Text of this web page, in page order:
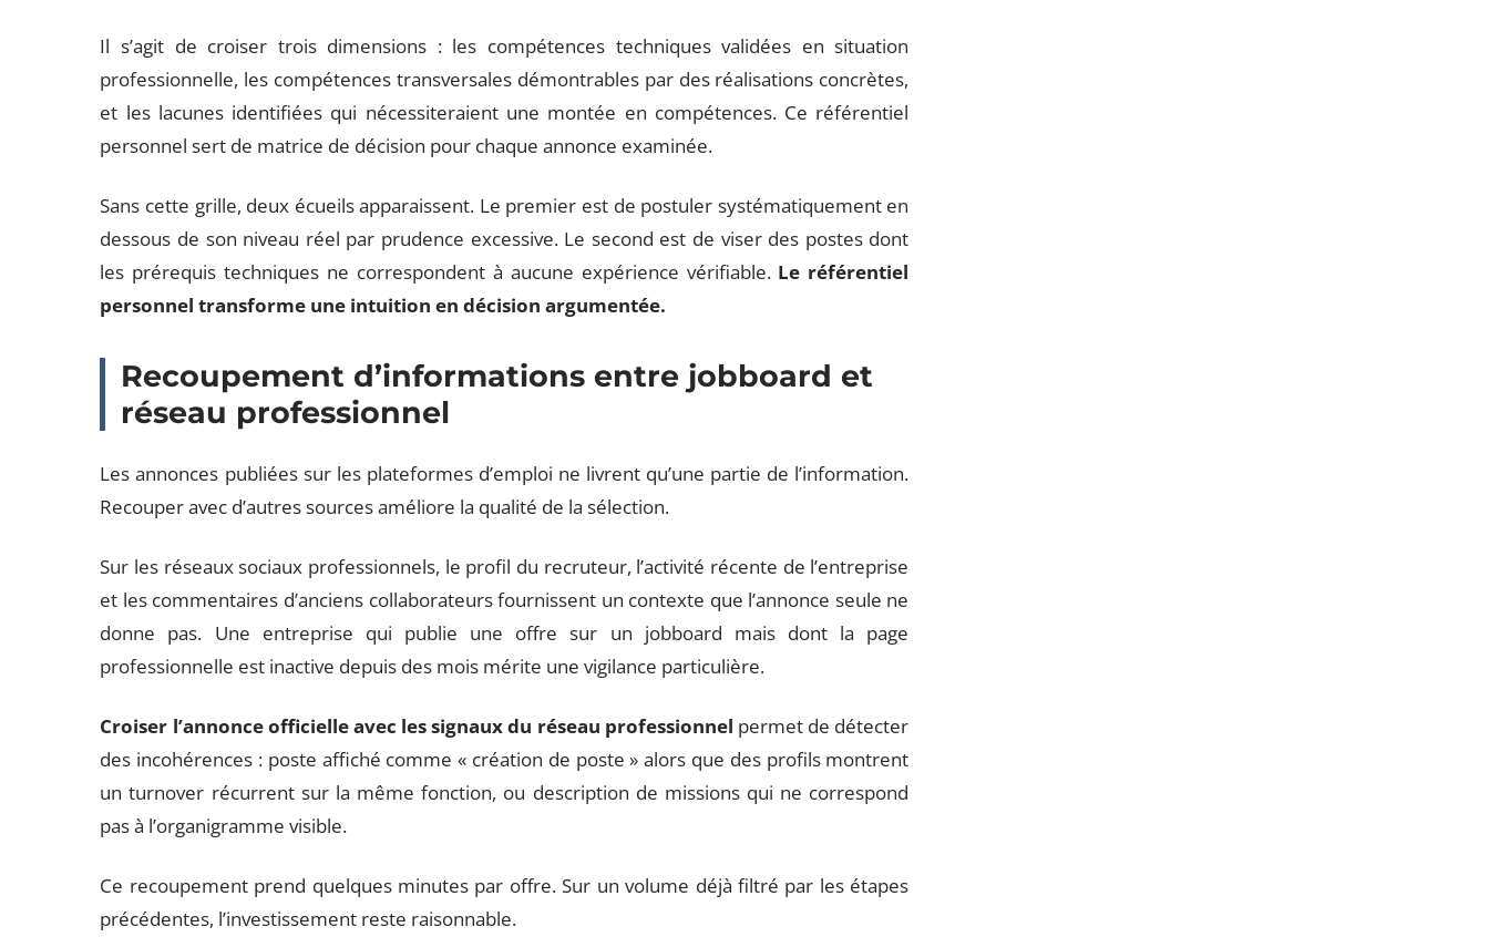
Il s’agit de croiser trois dimensions : les compétences techniques validées en situation
professionnelle, les compétences transversales démontrables par des réalisations concrètes,
et les lacunes identifiées qui nécessiteraient une montée en compétences. Ce référentiel
personnel sert de matrice de décision pour chaque annonce examinée.
Sans cette grille, deux écueils apparaissent. Le premier est de postuler systématiquement en
dessous de son niveau réel par prudence excessive. Le second est de viser des postes dont
les prérequis techniques ne correspondent à aucune expérience vérifiable. Le référentiel
personnel transforme une intuition en décision argumentée.
Recoupement d’informations entre jobboard et
réseau professionnel
Les annonces publiées sur les plateformes d’emploi ne livrent qu’une partie de l’information.
Recouper avec d’autres sources améliore la qualité de la sélection.
Sur les réseaux sociaux professionnels, le profil du recruteur, l’activité récente de l’entreprise
et les commentaires d’anciens collaborateurs fournissent un contexte que l’annonce seule ne
donne pas. Une entreprise qui publie une offre sur un jobboard mais dont la page
professionnelle est inactive depuis des mois mérite une vigilance particulière.
Croiser l’annonce officielle avec les signaux du réseau professionnel permet de détecter
des incohérences : poste affiché comme « création de poste » alors que des profils montrent
un turnover récurrent sur la même fonction, ou description de missions qui ne correspond
pas à l’organigramme visible.
Ce recoupement prend quelques minutes par offre. Sur un volume déjà filtré par les étapes
précédentes, l’investissement reste raisonnable.